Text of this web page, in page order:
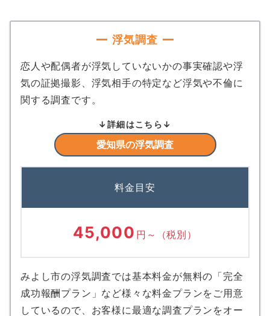
浮気調査
恋人や配偶者が浮気していないかの事実確認や浮
気の証拠撮影、浮気相手の特定など浮気や不倫に
関する調査です。
↓詳細はこちら↓
愛知県の浮気調査
料金目安
45,000 円～ （税別）
みよし市の浮気調査では基本料金が無料の「完全
成功報酬プラン」など様々な料金プランをご用意
しているので、お客様に最適な調査プランをオー